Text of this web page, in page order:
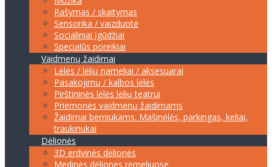
Rašymas / skaitymas
Sensorika / vaizduotė
Socialiniai įgūdžiai
Specialūs poreikiai
Vaidmenų žaidimai
Lėlės / lėlių nameliai / aksesuarai
Pasakojimų / kalbos lėlės
Pirštininės lėlės lėlių teatrui
Priemonės vaidmenų žaidimams
Žaidimai berniukams. Mašinėlės, parkingas, keliai,
traukinukai
Dėlionės
3D erdvinės dėlionės
Medinės dėlionės rėmeliuose